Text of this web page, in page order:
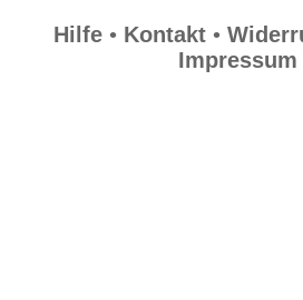
Hilfe• Kontakt•
Impressum